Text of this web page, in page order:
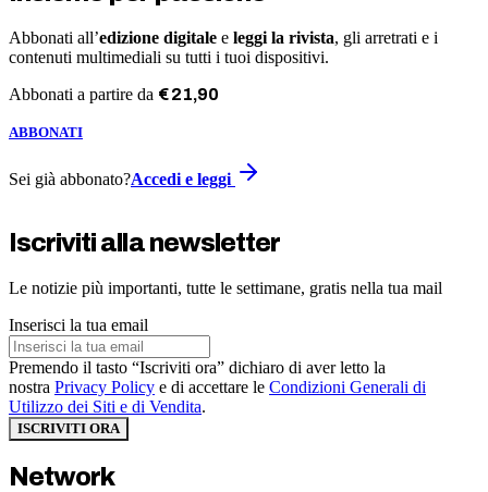
Abbonati all’edizione digitale e leggi la rivista, gli arretrati e i
contenuti multimediali su tutti i tuoi dispositivi.
Abbonati a partire da €21,90
ABBONATI
Sei già abbonato?Accedi e leggi
Iscriviti alla newsletter
Le notizie più importanti, tutte le settimane, gratis nella tua mail
Inserisci la tua email
Premendo il tasto “Iscriviti ora” dichiaro di aver letto la
nostra Privacy Policy e di accettare le Condizioni Generali di
Utilizzo dei Siti e di Vendita.
ISCRIVITI ORA
Network